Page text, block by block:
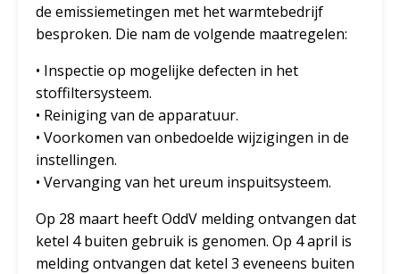
de emissiemetingen met het warmtebedrijf
besproken. Die nam de volgende maatregelen:
• Inspectie op mogelijke defecten in het
stoffiltersysteem.
• Reiniging van de apparatuur.
• Voorkomen van onbedoelde wijzigingen in de
instellingen.
• Vervanging van het ureum inspuitsysteem.
Op 28 maart heeft OddV melding ontvangen dat
ketel 4 buiten gebruik is genomen. Op 4 april is
melding ontvangen dat ketel 3 eveneens buiten